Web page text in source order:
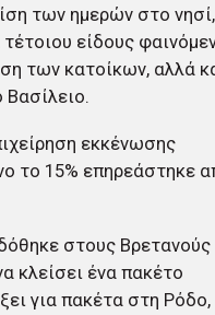
των ημερών στο νησί,
είδους
των κατοίκων, αλλά
εκκένωσης
το 15% επηρεάστηκε
στους
κλείσει ένα πακέτο
για πακέτα στη Ρόδο,